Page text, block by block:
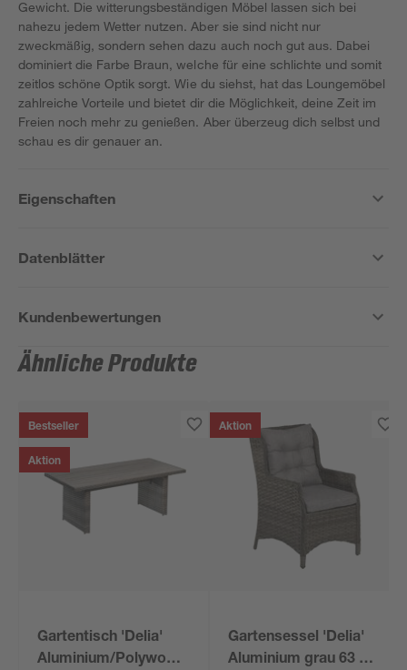
Gewicht. Die witterungsbeständigen Möbel lassen sich bei
nahezu jedem Wetter nutzen. Aber sie sind nicht nur
zweckmäßig, sondern sehen dazu auch noch gut aus. Dabei
dominiert die Farbe Braun, welche für eine schlichte und somit
zeitlos schöne Optik sorgt. Wie du siehst, hat das Loungemöbel
zahlreiche Vorteile und bietet dir die Möglichkeit, deine Zeit im
Freien noch mehr zu genießen. Aber überzeug dich selbst und
schau es dir genauer an.
Eigenschaften
Datenblätter
Kundenbewertungen
Ähnliche Produkte
Bestseller
Aktion
Gartentisch 'Delia'
Aluminium/Polywood
Aktion
Gartensessel 'Delia'
Aluminium grau 63 x